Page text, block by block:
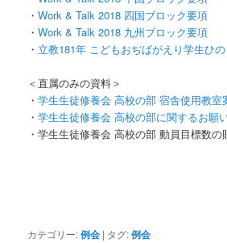
・Work & Talk 2018 四国ブロック要項
・Work & Talk 2018 九州ブロック要項
・ 立教181年 こどもおぢばがえり学生ひ
＜直属のみの資料＞
・学生生徒修養会 高校の部 宿舎使用教室
・学生生徒修養会 高校の部に関するお願
・学生生徒修養会 高校の部 動員目標数の
カテゴリー:例会 | タグ:例会